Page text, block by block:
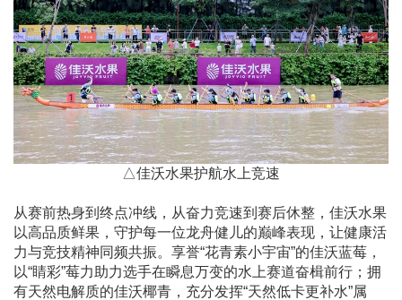
△佳沃水果护航水上竞速
从赛前热身到终点冲线，从奋力竞速到赛后休整，佳沃水果
以高品质鲜果，守护每一位龙舟健儿的巅峰表现，让健康活
力与竞技精神同频共振。享誉“花青素小宇宙”的佳沃蓝莓，
以“睛彩”莓力助力选手在瞬息万变的水上赛道奋楫前行；拥
有天然电解质的佳沃椰青，充分发挥“天然低卡更补水”属